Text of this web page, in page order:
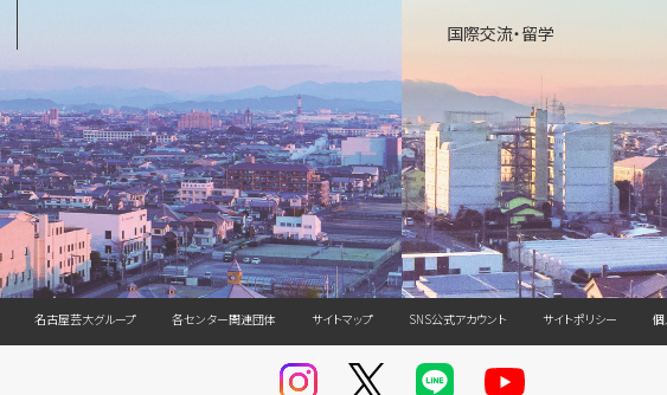
国際交流・留学
名古屋芸大グループ 各センター関連団体 サイトマップ SNS公式アカウント サイトポリシー